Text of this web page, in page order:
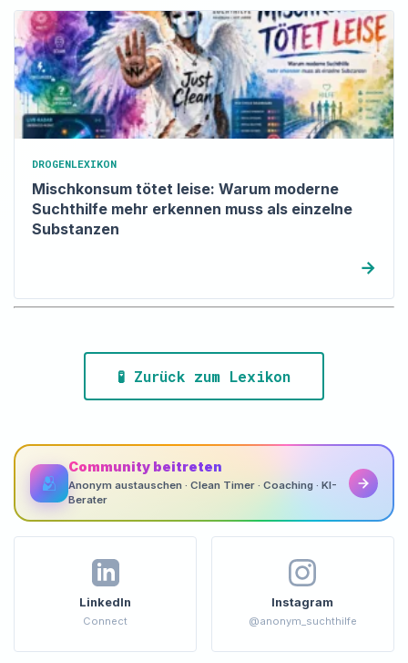
DROGENLEXIKON
Mischkonsum tötet leise: Warum moderne
Suchthilfe mehr erkennen muss als einzelne
Substanzen
→
🧪 Zurück zum Lexikon
🫂
Community beitreten
Anonym austauschen · Clean Timer · Coaching · KI-
Berater
LinkedIn
Connect
Instagram
@anonym_suchthilfe